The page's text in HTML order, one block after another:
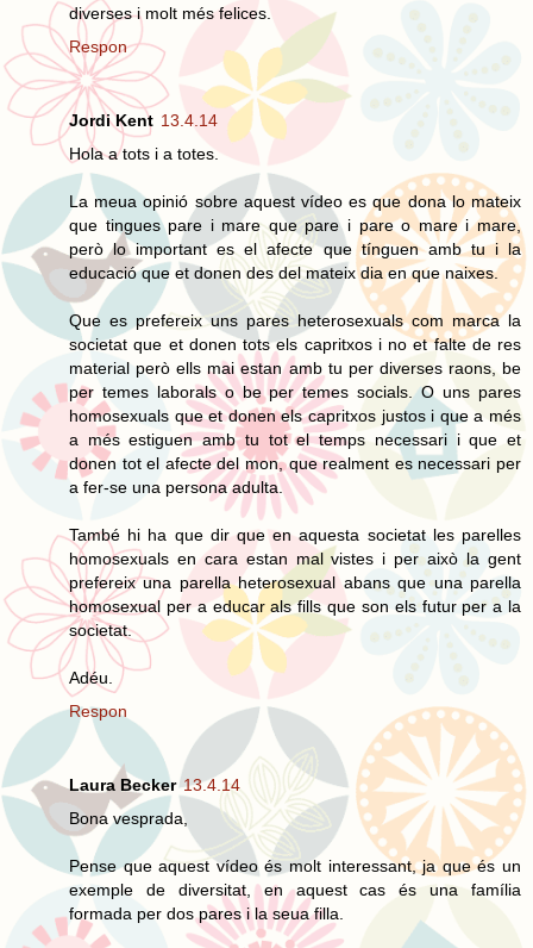
diverses i molt més felices.
Respon
Jordi Kent 13.4.14
Hola a tots i a totes.
La meua opinió sobre aquest vídeo es que dona lo mateix
que tingues pare i mare que pare i pare o mare i mare,
però lo important es el afecte que tínguen amb tu i la
educació que et donen des del mateix dia en que naixes.
Que es prefereix uns pares heterosexuals com marca la
societat que et donen tots els capritxos i no et falte de res
material però ells mai estan amb tu per diverses raons, be
per temes laborals o be per temes socials. O uns pares
homosexuals que et donen els capritxos justos i que a més
a més estiguen amb tu tot el temps necessari i que et
donen tot el afecte del mon, que realment es necessari per
a fer-se una persona adulta.
També hi ha que dir que en aquesta societat les parelles
homosexuals en cara estan mal vistes i per això la gent
prefereix una parella heterosexual abans que una parella
homosexual per a educar als fills que son els futur per a la
societat.
Adéu.
Respon
Laura Becker 13.4.14
Bona vesprada,
Pense que aquest vídeo és molt interessant, ja que és un
exemple de diversitat, en aquest cas és una família
formada per dos pares i la seua filla.